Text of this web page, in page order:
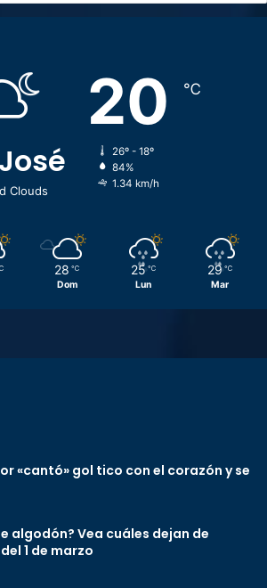
Clouds
20 ℃
26º - 18º
84%
1.34 km/h
28 ℃
Dom
25 ℃
Lun
29 ℃
Mar
«cantó» gol tico con el corazón y se
algodón? Vea cuáles dejan de
1 de marzo